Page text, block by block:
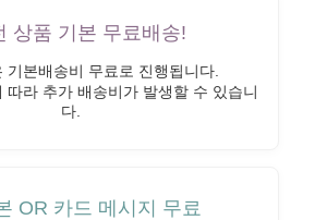
상품 기본 무료배송!
기본배송비 무료로 진행됩니다.
라 추가 배송비가 발생할 수 있습니
다.
OR 카드 메시지 무료